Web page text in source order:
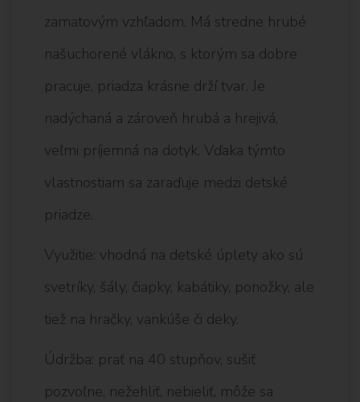
zamatovým vzhľadom. Má stredne hrubé
našuchorené vlákno, s ktorým sa dobre
pracuje, priadza krásne drží tvar. Je
nadýchaná a zároveň hrubá a hrejivá,
veľmi príjemná na dotyk. Vďaka týmto
vlastnostiam sa zaraďuje medzi detské
priadze.
Využitie: vhodná na detské úplety ako sú
svetríky, šály, čiapky, kabátiky, ponožky, ale
tiež na hračky, vankúše či deky.
Údržba: prať na 40 stupňov, sušiť
pozvoľne, nežehliť, nebieliť, môže sa